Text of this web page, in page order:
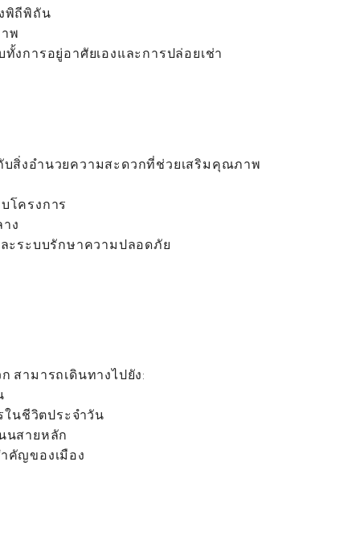
พิถีพิถัน
พ
งการอยู่อาศัยเองและการปล่อยเช่า
บสิ่งอำนวยความสะดวกที่ช่วยเสริมคุณภาพ
โครงการ
ง
ะระบบรักษาความปลอดภัย
สามารถเดินทางไปยัง:
ในชีวิตประจำวัน
นสายหลัก
คัญของเมือง